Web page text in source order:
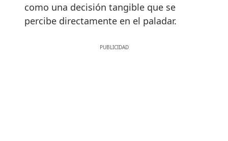
como una decisión tangible que se
percibe directamente en el paladar.